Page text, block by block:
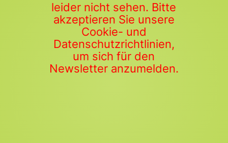
leider nicht sehen. Bitte
akzeptieren Sie unsere
Cookie- und
Datenschutzrichtlinien,
um sich für den
Newsletter anzumelden.